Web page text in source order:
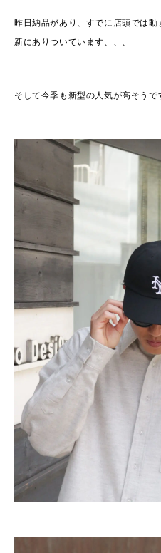
昨日納品があり、すでに店頭では
新にありついています、、、
そして今季も新型の人気が高そうで